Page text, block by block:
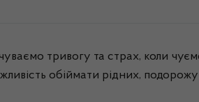
тривогу та страх, коли
обіймати рідних,